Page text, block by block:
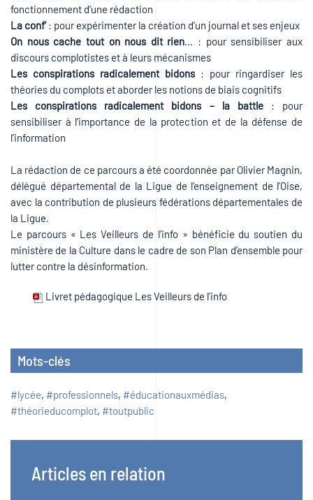
fonctionnement d’une rédaction
La conf’: pour expérimenter la création d’un journal et ses enjeux
On nous cache tout on nous dit rien… : pour sensibiliser aux
discours complotistes et à leurs mécanismes
Les conspirations radicalement bidons : pour ringardiser les
théories du complots et aborder les notions de biais cognitifs
Les conspirations radicalement bidons – la battle: pour
sensibiliser à l’importance de la protection et de la défense de
l’information
La rédaction de ce parcours a été coordonnée par Olivier Magnin,
délégué départemental de la Ligue de l’enseignement de l’Oise,
avec la contribution de plusieurs fédérations départementales de
la Ligue.
Le parcours « Les Veilleurs de l’info » bénéficie du soutien du
ministère de la Culture dans le cadre de son Plan d’ensemble pour
lutter contre la désinformation.
Livret pédagogique Les Veilleurs de l’info
Mots-clés
#lycée, #professionnels, #éducationauxmédias,
#théorieducomplot, #toutpublic
Articles en relation